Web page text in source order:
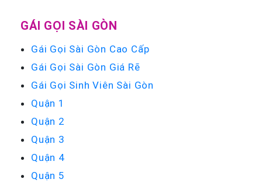
GÁI GỌI SÀI GÒN
Gái Gọi Sài Gòn Cao Cấp
Gái Gọi Sài Gòn Giá Rẽ
Gái Gọi Sinh Viên Sài Gòn
Quận 1
Quận 2
Quận 3
Quận 4
Quận 5